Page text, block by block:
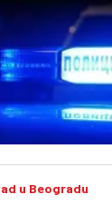
u Beogradu